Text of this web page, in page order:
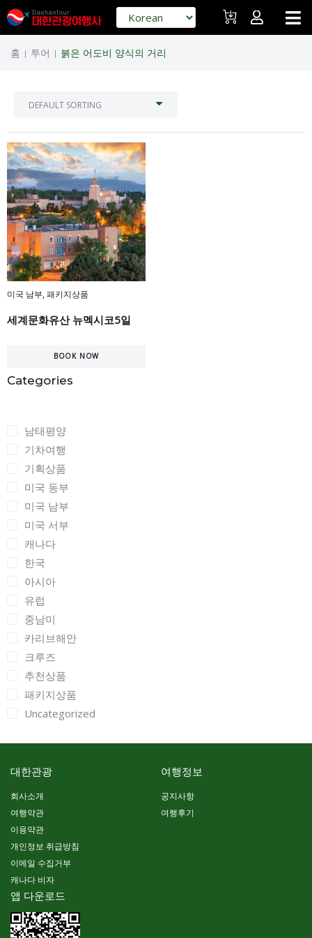
홈 | 투어 | 붉은 어도비 양식의 거리
Categories
남태평양
기차여행
기획상품
미국 동부
미국 남부
미국 서부
캐나다
한국
아시아
유럽
중남미
카리브해안
크루즈
추천상품
패키지상품
Uncategorized
미국 남부,패키지상품
세계문화유산 뉴멕시코5일
BOOK NOW
대한관광
회사소개
여행약관
이용약관
개인정보 취급방침
이메일 수집거부
캐나다 비자
여행정보
공지사항
여행후기
앱 다운로드